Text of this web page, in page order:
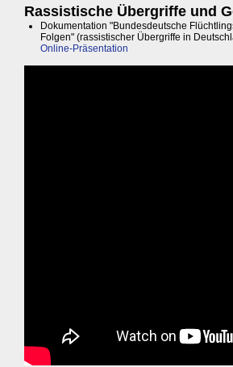
Rassistische Übergriffe und
Dokumentation "Bundesdeutsche
Folgen" (rassistischer Übergriffe in
Online-Präsentation